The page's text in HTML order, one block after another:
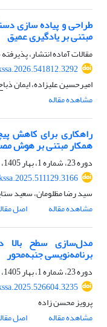
طراحی و پیاده سازی
مبتنی بر یادگیری عمیق
مقالات آماده انتشار،
امیرحسین علیزاده، ایمان
مشاهده مقاله
راهکاری برای کاهش
همکار مبتنی بر هوش
دوره 23، شماره 1، بهار 1405، صفحه
سید رضا مظلومان، سعید
مشاهده مقاله
اصل
برنامه‌نویسی جنبه‌محور
دوره 23، شماره 1، بهار 1405، صفحه
پرویز محسن زاده
مشاهده مقاله
اصل